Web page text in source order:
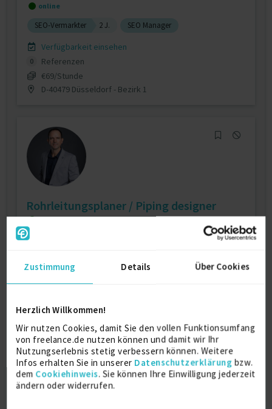
Zustimmung Details Über Cookies
Herzlich Willkommen!
Wir nutzen Cookies, damit Sie den vollen Funktionsumfang
von freelance.de nutzen können und damit wir Ihr
Nutzungserlebnis stetig verbessern können. Weitere
Infos erhalten Sie in unserer Datenschutzerklärung bzw.
dem Cookiehinweis. Sie können Ihre Einwilligung jederzeit
ändern oder widerrufen.
online
SEO-Vermarkter 2 J. SEO Manager
Verfügbarkeit einsehen
0
Referenzen
€69/Stunde
D-40479 Düsseldorf - Bezirk 1
Rohrleitungsplaner / Piping designer
online
auf Anfrage
D-0181 Rietvlei view country estates